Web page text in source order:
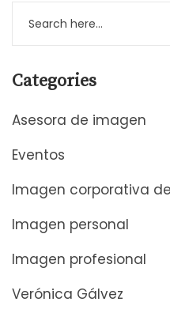
Categories
Asesora de imagen
Eventos
Imagen corporativa
Imagen personal
Imagen profesional
Verónica Gálvez